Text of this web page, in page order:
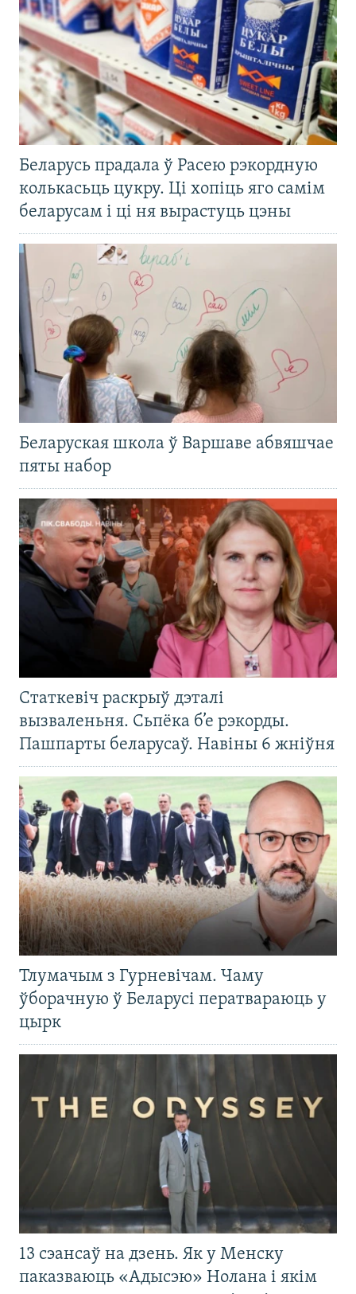
Беларусь прадала ў Расею рэкордную
колькасьць цукру. Ці хопіць яго самім
беларусам і ці ня вырастуць цэны
Беларуская школа ў Варшаве абвяшчае
пяты набор
Статкевіч раскрыў дэталі
вызваленьня. Сьпёка б’е рэкорды.
Пашпарты беларусаў. Навіны 6 жніўня
Тлумачым з Гурневічам. Чаму
ўборачную ў Беларусі ператвараюць у
цырк
13 сэансаў на дзень. Як у Менску
паказваюць «Адысэю» Нолана і якім